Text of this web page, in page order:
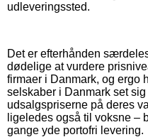
udleveringssted.
Det er efterhånden
dødelige at vurdere
firmaer i Danmark, og ergo
selskaber i Danmark set
udsalgspriserne på deres
ligeledes også til voksne –
gange yde portofri levering.